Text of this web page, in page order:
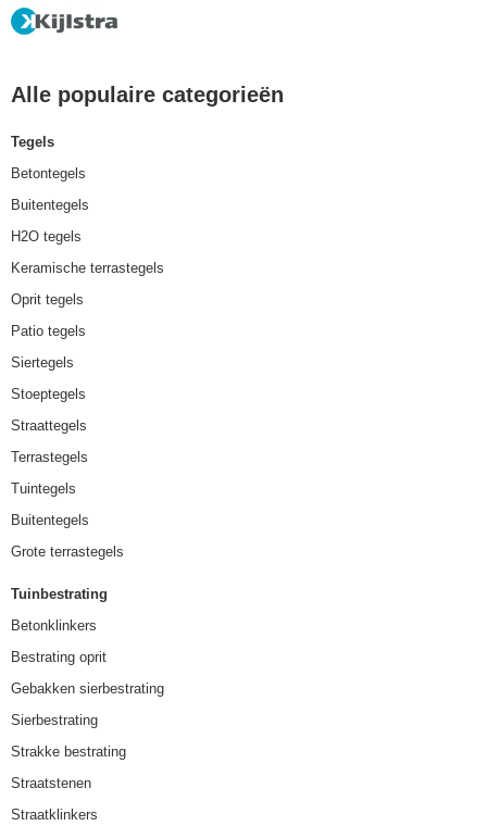
Alle populaire categorieën
Tegels
Betontegels
Buitentegels
H2O tegels
Keramische terrastegels
Oprit tegels
Patio tegels
Siertegels
Stoeptegels
Straattegels
Terrastegels
Tuintegels
Buitentegels
Grote terrastegels
Tuinbestrating
Betonklinkers
Bestrating oprit
Gebakken sierbestrating
Sierbestrating
Strakke bestrating
Straatstenen
Straatklinkers